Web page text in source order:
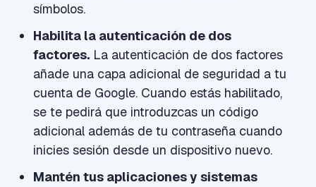
símbolos.
Habilita la autenticación de dos
factores. La autenticación de dos factores
añade una capa adicional de seguridad a tu
cuenta de Google. Cuando estás habilitado,
se te pedirá que introduzcas un código
adicional además de tu contraseña cuando
inicies sesión desde un dispositivo nuevo.
Mantén tus aplicaciones y sistemas